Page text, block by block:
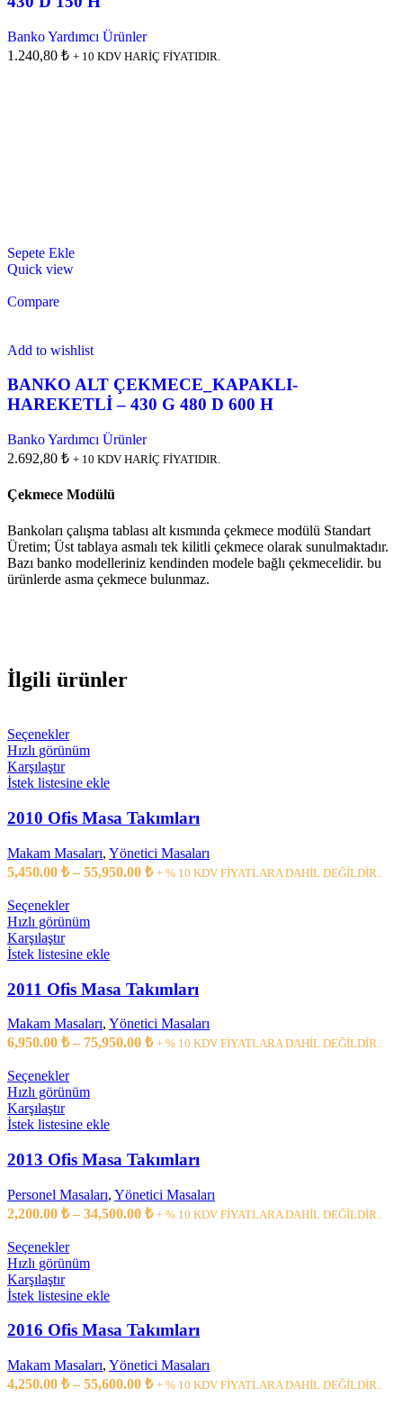
Banko Yardımcı Ürünler
1.240,80 ₺ + 10 KDV HARİÇ FİYATIDIR.
Sepete Ekle
Quick view
Compare
Add to wishlist
BANKO ALT ÇEKMECE_KAPAKLI-
HAREKETLİ – 430 G 480 D 600 H
Banko Yardımcı Ürünler
2.692,80 ₺ + 10 KDV HARİÇ FİYATIDIR.
Çekmece Modülü
Bankoları çalışma tablası alt kısmında çekmece modülü Standart
Üretim; Üst tablaya asmalı tek kilitli çekmece olarak sunulmaktadır.
Bazı banko modelleriniz kendinden modele bağlı çekmecelidir. bu
ürünlerde asma çekmece bulunmaz.
İlgili ürünler
SeçeneklerBu
ürünün
fazla
var.
Seçenekler
ürün
sayfasından
seçilebilir
Hızlı görünüm
Karşılaştır
İstek listesine ekle
2010 Ofis Masa Takımları
Makam Masaları, Yönetici Masaları
5,450.00 ₺ – 55,950.00 ₺Fiyat
+ % 10 KDV FİYATLARA DAHİL DEĞİLDİR..
SeçeneklerBu
ürünün
fazla
var.
Seçenekler
ürün
sayfasından
seçilebilir
Hızlı görünüm
Karşılaştır
İstek listesine ekle
2011 Ofis Masa Takımları
Makam Masaları, Yönetici Masaları
6,950.00 ₺ – 75,950.00 ₺Fiyat
+ % 10 KDV FİYATLARA DAHİL DEĞİLDİR..
SeçeneklerBu
ürünün
fazla
var.
Seçenekler
ürün
sayfasından
seçilebilir
Hızlı görünüm
Karşılaştır
İstek listesine ekle
2013 Ofis Masa Takımları
Personel Masaları, Yönetici Masaları
2,200.00 ₺ – 34,500.00 ₺Fiyat
+ % 10 KDV FİYATLARA DAHİL DEĞİLDİR..
SeçeneklerBu
ürünün
fazla
var.
ürün
sayfasından
seçilebilir
Hızlı görünüm
Karşılaştır
İstek listesine ekle
2016 Ofis Masa Takımları
Makam Masaları, Yönetici Masaları
4,250.00 ₺ – 55,600.00 ₺Fiyat
+ % 10 KDV FİYATLARA DAHİL DEĞİLDİR..